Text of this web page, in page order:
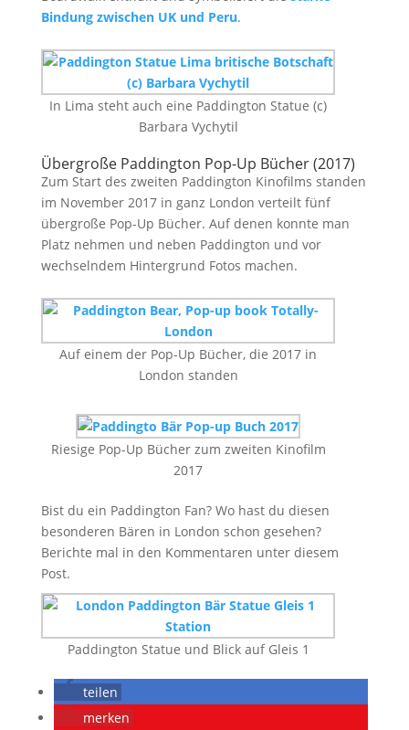
Bindung zwischen UK und Peru.
In Lima steht auch eine Paddington Statue (c)
Barbara Vychytil
Übergroße Paddington Pop-Up Bücher (2017)
Zum Start des zweiten Paddington Kinofilms standen
im November 2017 in ganz London verteilt fünf
übergroße Pop-Up Bücher. Auf denen konnte man
Platz nehmen und neben Paddington und vor
wechselndem Hintergrund Fotos machen.
Auf einem der Pop-Up Bücher, die 2017 in
London standen
Riesige Pop-Up Bücher zum zweiten Kinofilm
2017
Bist du ein Paddington Fan? Wo hast du diesen
besonderen Bären in London schon gesehen?
Berichte mal in den Kommentaren unter diesem
Post.
Paddington Statue und Blick auf Gleis 1
teilen
merken